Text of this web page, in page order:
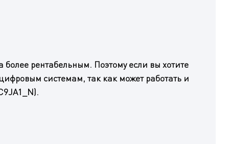
более рентабельным. Поэтому если вы хотите
системам, так как может работать и